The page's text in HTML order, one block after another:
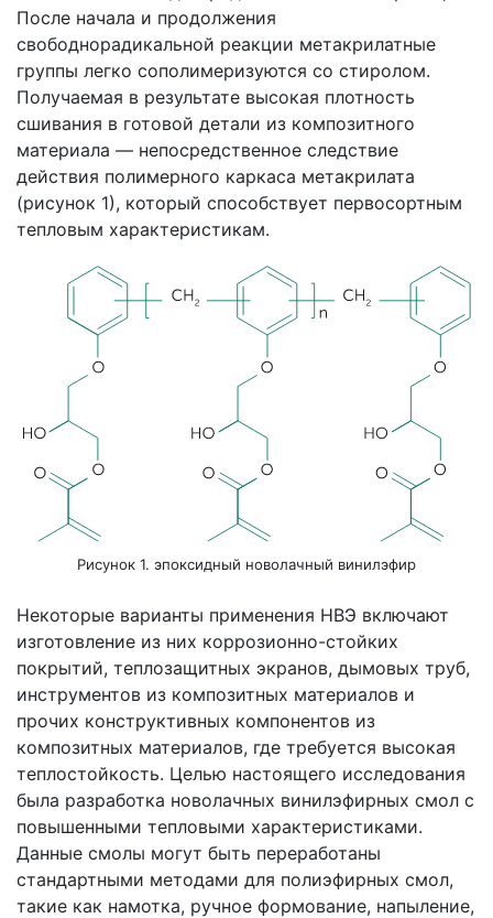
После начала и продолжения
свободнорадикальной реакции метакрилатные
группы легко сополимеризуются со стиролом.
Получаемая в результате высокая плотность
сшивания в готовой детали из композитного
материала — непосредственное следствие
действия полимерного каркаса метакрилата
(рисунок 1), который способствует первосортным
тепловым характеристикам.
Рисунок 1. эпоксидный новолачный винилэфир
Некоторые варианты применения НВЭ включают
изготовление из них коррозионно-стойких
покрытий, теплозащитных экранов, дымовых труб,
инструментов из композитных материалов и
прочих конструктивных компонентов из
композитных материалов, где требуется высокая
теплостойкость. Целью настоящего исследования
была разработка новолачных винилэфирных смол с
повышенными тепловыми характеристиками.
Данные смолы могут быть переработаны
стандартными методами для полиэфирных смол,
такие как намотка, ручное формование, напыление,